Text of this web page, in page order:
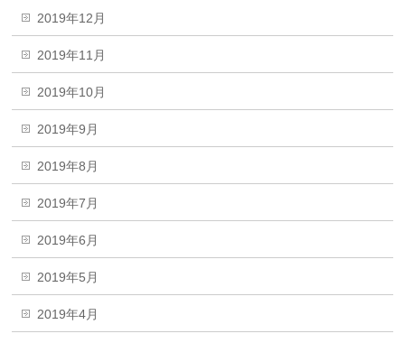
2019年12月
2019年11月
2019年10月
2019年9月
2019年8月
2019年7月
2019年6月
2019年5月
2019年4月